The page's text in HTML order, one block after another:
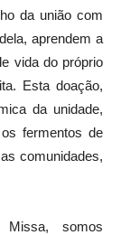
da união com
aprendem a
vida do próprio
Esta doação,
da unidade,
fermentos de
comunidades,
Missa, somos